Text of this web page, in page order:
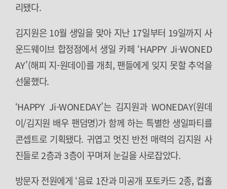
리됐다.
김지원은 10월 생일을 맞아 지난 17일부터 19일까지 사
운드웨이브 합정점에서 생일 카페 ‘HAPPY Ji-WONED
AY'(해피 지-원데이)를 개최, 팬들에게 잊지 못할 추억을
선물했다.
‘HAPPY Ji-WONEDAY’는 김지원과 WONEDAY(원데
이/김지원 배우 팬덤명)가 함께 하는 특별한 생일파티를
콘셉트로 기획됐다. 귀엽고 멋진 반전 매력의 김지원 사
진들로 2층과 3층이 꾸며져 눈길을 사로잡았다.
방문자 전원에게 ‘음료 1잔과 미공개 포토카드 2종, 컵홀